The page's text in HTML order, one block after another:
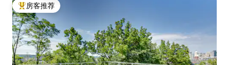
热门「房客推荐」
房客推荐